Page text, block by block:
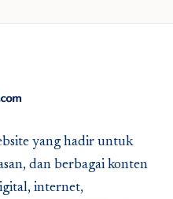
yang hadir untuk
dan berbagai konten
internet,